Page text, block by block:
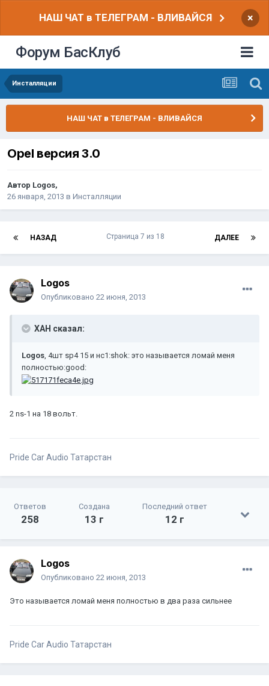
НАШ ЧАТ в ТЕЛЕГРАМ - ВЛИВАЙСЯ ×
Форум БасКлуб
Инсталляции
НАШ ЧАТ в ТЕЛЕГРАМ - ВЛИВАЙСЯ
Opel версия 3.0
Автор Logos,
26 января, 2013 в Инсталляции
НАЗАД ДАЛЕЕ
Страница 7 из 18
Logos
Опубликовано 22 июня, 2013
XAH сказал:
Logos, 4шт sp4 15 и нс1:shok: это называется ломай меня
полностью:good:
2 ns-1 на 18 вольт.
Pride Car Audio Татарстан
Ответов
258
Создана
13 г
Последний ответ
12 г
Logos
Опубликовано 22 июня, 2013
Это называется ломай меня полностью в два раза сильнее
Pride Car Audio Татарстан